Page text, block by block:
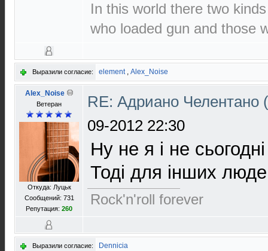
In this world there two
who loaded gun and those
Выразили согласие: element, Alex_Noise
Alex_Noise
Ветеран
Откуда: Луцьк
Сообщений: 731
Репутация: 260
RE: Адриано Челентано
09-2012 22:30
Ну не я і не
Тоді для інших
Rock'n'roll forever
Выразили согласие: Dennicia